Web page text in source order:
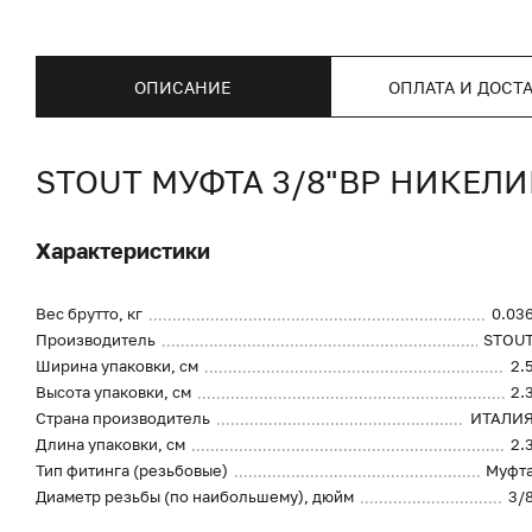
ОПИСАНИЕ ОПЛАТА И
STOUT МУФТА 3/8"ВР
Характеристики
Вес брутто, кг
0.036
Производитель
Ширина упаковки, см
2.5
Высота упаковки, см
2.3
Страна производитель
ИТАЛИЯ
Длина упаковки, см
2.3
Тип фитинга (резьбовые)
Диаметр резьбы (по наибольшему), дюйм
3/